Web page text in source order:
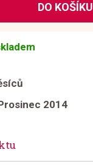
DO KOŠÍKU
2014